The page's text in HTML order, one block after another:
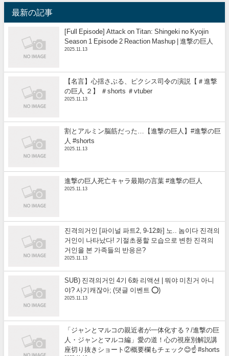
最新の記事
[Full Episode] Attack on Titan: Shingeki no Kyojin
Season 1 Episode 2 Reaction Mashup | 進撃の巨人
2025.11.13
【名言】心揺さぶる、ピクシス司令の演説【＃進撃
の巨人 ２】 ＃shorts ＃vtuber
2025.11.13
割とアルミン脳筋だった…【進撃の巨人】#進撃の巨
人 #shorts
2025.11.13
進撃の巨人死亡キャラ最期の言葉 #進撃の巨人
2025.11.13
진격의거인 [파이널 파트2, 9-12화] 노.. 놈이다 진격의
거인이 나타났다! 기절초풍할 모습으로 변한 진격의
거인을 본 가족들의 반응은?
2025.11.13
SUB) 진격의거인 4기 6화 리액션 | 뭐야 미친거 아니
야? 사기캐잖아; (댓글 이벤트 ⭕)
2025.11.13
「ジャンとマルコの親近者が一体化する？/進撃の巨
人・ジャンとマルコ編」愛の道！心の視座別解説講
座切り抜きショート②概要欄もチェック😊☝️ #shorts